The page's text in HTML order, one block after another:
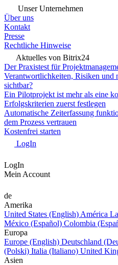
Unser Unternehmen
Über uns
Kontakt
Presse
Rechtliche Hinweise
Aktuelles von Bitrix24
Der Praxistest für
Verantwortlichkeiten, Risiken und
sichtbar?
Ein Pilotprojekt ist mehr als eine
Erfolgskriterien zuerst festlegen
Automatische Zeiterfassung
dem Prozess vertrauen
Kostenfrei starten
LogIn
LogIn
Mein Account
de
Amerika
United States (English) América
México (Español) Colombia
Europa
Europe (English) Deutschland
(Polski) Italia (Italiano) United
Asien